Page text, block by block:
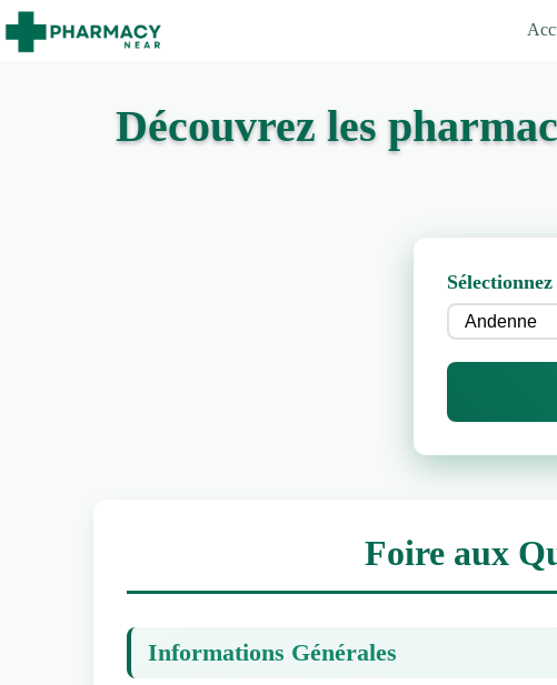
Découvrez les
Foire aux
Informations Générales